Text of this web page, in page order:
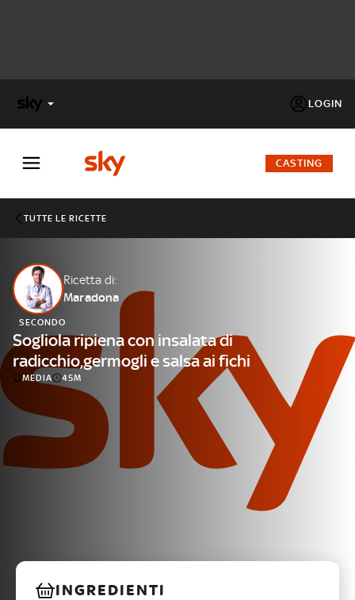
LOGIN
FACTOR
Cos’altro vedere:
PROGRAMMI SKY
Un mondo di offerte:
SKY.IT
NOW
CASTING
TUTTE LE RICETTE
Ricetta di:
Maradona
SECONDO
Sogliola ripiena con insalata di
radicchio,germogli e salsa ai fichi
MEDIA 45M
INGREDIENTI